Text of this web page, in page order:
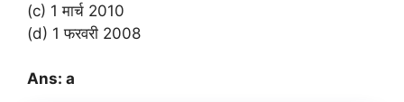
(c) 1 मार्च 2010
(d) 1 फरवरी 2008
Ans: a